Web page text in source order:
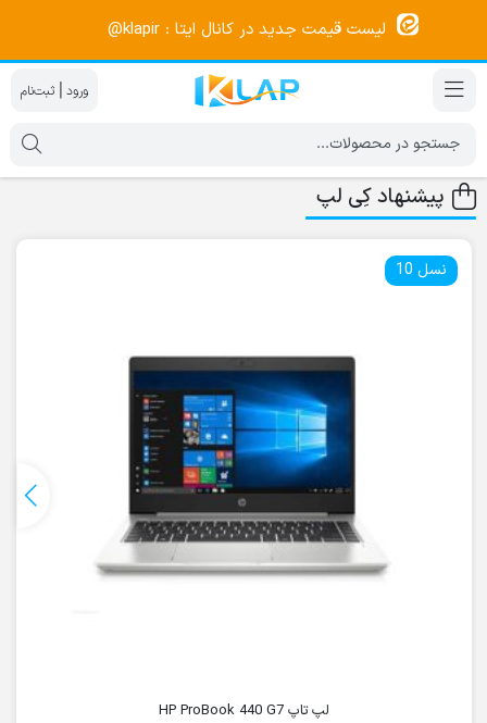
لیست قیمت جدید در کانال ایتا : klapir@
|
پیشنهاد کِی لپ
نسل 10
لپ تاپ HP ProBook 440 G7